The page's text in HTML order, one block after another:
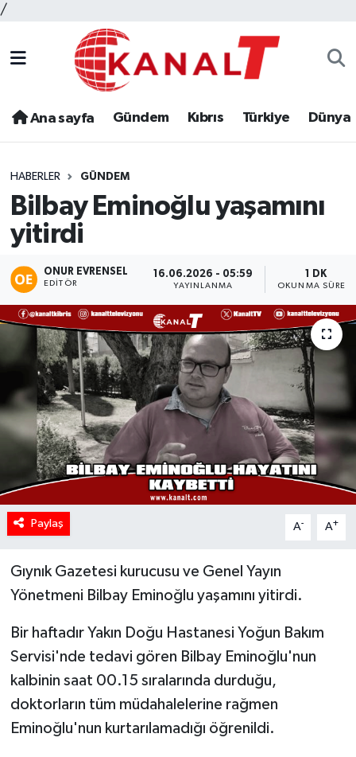
/
Ana sayfa Gündem Kıbrıs Türkiye Dünya
HABERLER GÜNDEM
Bilbay Eminoğlu yaşamını
yitirdi
ONUR EVRENSEL
EDITÖR
16.06.2026 - 05:59
YAYINLANMA
1 DK
OKUNMA SÜRESI
Paylaş A- A+
Gıynık Gazetesi kurucusu ve Genel Yayın
Yönetmeni Bilbay Eminoğlu yaşamını yitirdi.
Bir haftadır Yakın Doğu Hastanesi Yoğun Bakım
Servisi'nde tedavi gören Bilbay Eminoğlu'nun
kalbinin saat 00.15 sıralarında durduğu,
doktorların tüm müdahalelerine rağmen
Eminoğlu'nun kurtarılamadığı öğrenildi.